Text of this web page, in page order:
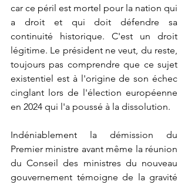
car ce péril est mortel pour la nation qui
a droit et qui doit défendre sa
continuité historique. C'est un droit
légitime. Le président ne veut, du reste,
toujours pas comprendre que ce sujet
existentiel est à l'origine de son échec
cinglant lors de l'élection européenne
en 2024 qui l'a poussé à la dissolution.
Indéniablement la démission du
Premier ministre avant même la réunion
du Conseil des ministres du nouveau
gouvernement témoigne de la gravité